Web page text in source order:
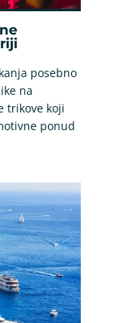
posebno
na
trikove koji
ponud